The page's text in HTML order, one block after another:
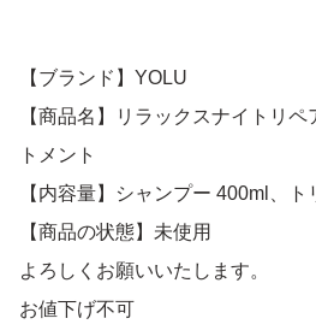
【ブランド】YOLU
【商品名】リラックスナイトリ
トメント
【内容量】シャンプー 400ml、
【商品の状態】未使用
よろしくお願いいたします。
お値下げ不可